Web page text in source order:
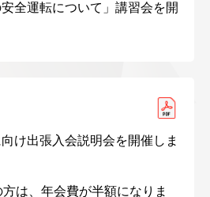
全運転について」講習会を開
け出張入会説明会を開催しま
は、年会費が半額になりま